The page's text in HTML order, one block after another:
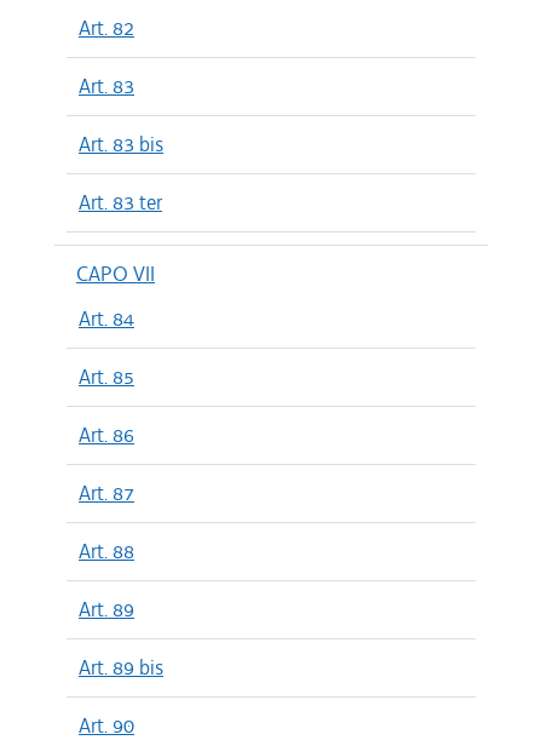
Art. 82
Art. 83
Art. 83 bis
Art. 83 ter
CAPO VII
Art. 84
Art. 85
Art. 86
Art. 87
Art. 88
Art. 89
Art. 89 bis
Art. 90